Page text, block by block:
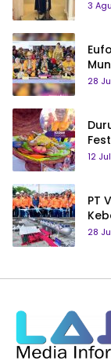
3
28
12
PT
28